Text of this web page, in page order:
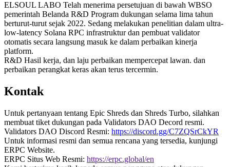
ELSOUL LABO Telah menerima persetujuan di bawah WBSO
pemerintah Belanda R&D Program dukungan selama lima tahun
berturut-turut sejak 2022. Sedang melakukan penelitian dalam ultra-
low-latency Solana RPC infrastruktur dan pembuat validator
otomatis secara langsung masuk ke dalam perbaikan kinerja
platform.
R&D Hasil kerja, dan laju perbaikan mempercepat lawan. dan
perbaikan perangkat keras akan terus tercermin.
Kontak
Untuk pertanyaan tentang Epic Shreds dan Shreds Turbo, silahkan
membuat tiket dukungan pada Validators DAO Decord resmi.
Validators DAO Discord Resmi: https://discord.gg/C7ZQSrCkYR
Untuk informasi resmi dan semua rencana yang tersedia, kunjungi
ERPC Website.
ERPC Situs Web Resmi: https://erpc.global/en